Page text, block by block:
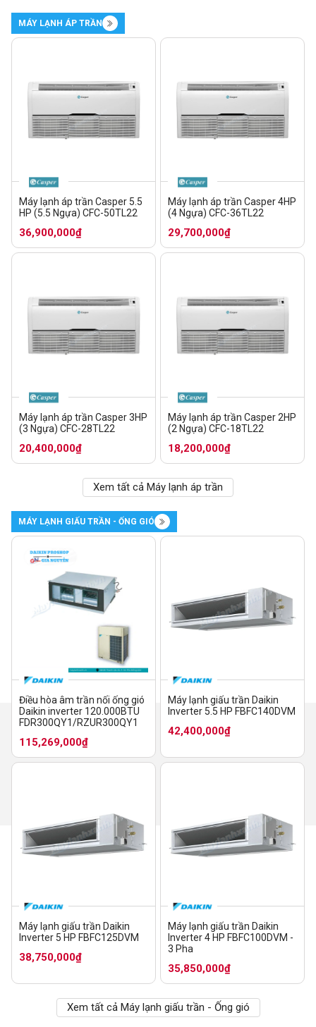
MÁY LẠNH ÁP TRẦN
Máy lạnh áp trần Casper 5.5
HP (5.5 Ngựa) CFC-50TL22
36,900,000₫
Máy lạnh áp trần Casper 4HP
(4 Ngựa) CFC-36TL22
29,700,000₫
Máy lạnh áp trần Casper 3HP
(3 Ngựa) CFC-28TL22
20,400,000₫
Máy lạnh áp trần Casper 2HP
(2 Ngựa) CFC-18TL22
18,200,000₫
Xem tất cả Máy lạnh áp trần
MÁY LẠNH GIẤU TRẦN - ỐNG GIÓ
Điều hòa âm trần nối ống gió
Daikin inverter 120.000BTU
FDR300QY1/RZUR300QY1
115,269,000₫
Máy lạnh giấu trần Daikin
Inverter 5.5 HP FBFC140DVM
42,400,000₫
Máy lạnh giấu trần Daikin
Inverter 5 HP FBFC125DVM
38,750,000₫
Máy lạnh giấu trần Daikin
Inverter 4 HP FBFC100DVM -
3 Pha
35,850,000₫
Xem tất cả Máy lạnh giấu trần - Ống gió